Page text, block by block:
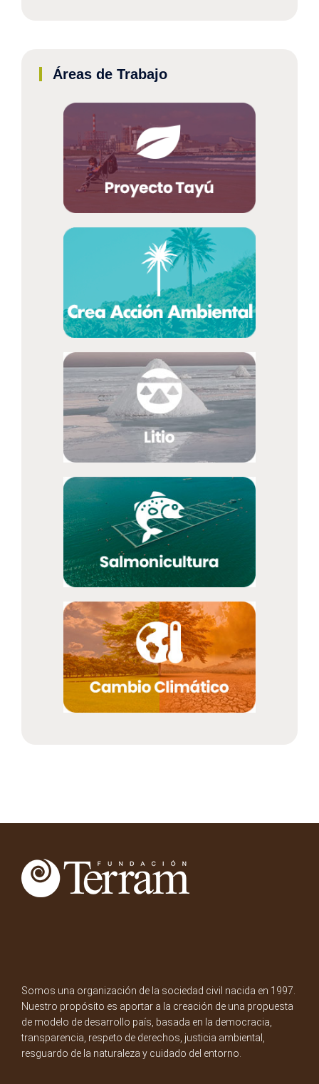
Áreas de Trabajo
Somos una organización de la sociedad civil nacida en 1997.
Nuestro propósito es aportar a la creación de una propuesta
de modelo de desarrollo país, basada en la democracia,
transparencia, respeto de derechos, justicia ambiental,
resguardo de la naturaleza y cuidado del entorno.